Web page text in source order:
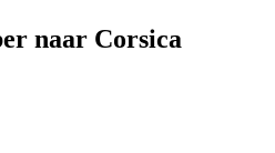
naar Corsica